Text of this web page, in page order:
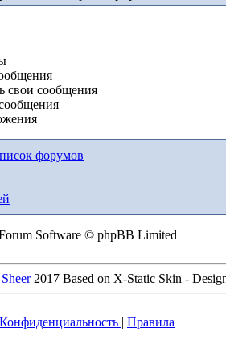
свои сообщения
форумов
Software © phpBB Limited
Sheer2017 Based on X-Static Skin -
Конфиденциальность | Правила